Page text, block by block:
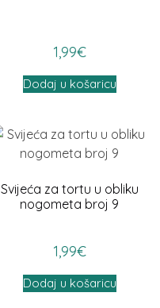
1,99€
Dodaj u košaricu
Svijeća za tortu u obliku
nogometa broj 9
1,99€
Dodaj u košaricu